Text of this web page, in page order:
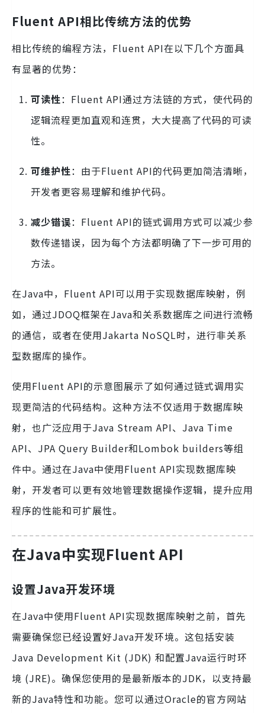
Fluent API相比传统方法的优势
相比传统的编程方法，Fluent API在以下几个方面具
有显著的优势：
可读性：Fluent API通过方法链的方式，使代码的
逻辑流程更加直观和连贯，大大提高了代码的可读
性。
可维护性：由于Fluent API的代码更加简洁清晰，
开发者更容易理解和维护代码。
减少错误：Fluent API的链式调用方式可以减少参
数传递错误，因为每个方法都明确了下一步可用的
方法。
在Java中，Fluent API可以用于实现数据库映射，例
如，通过JDOQ框架在Java和关系数据库之间进行流畅
的通信，或者在使用Jakarta NoSQL时，进行非关系
型数据库的操作。
使用Fluent API的示意图展示了如何通过链式调用实
现更简洁的代码结构。这种方法不仅适用于数据库映
射，也广泛应用于Java Stream API、Java Time
API、JPA Query Builder和Lombok builders等组
件中。通过在Java中使用Fluent API实现数据库映
射，开发者可以更有效地管理数据操作逻辑，提升应用
程序的性能和可扩展性。
在Java中实现Fluent API
设置Java开发环境
在Java中使用Fluent API实现数据库映射之前，首先
需要确保您已经设置好Java开发环境。这包括安装
Java Development Kit (JDK) 和配置Java运行时环
境 (JRE)。确保您使用的是最新版本的JDK，以支持最
新的Java特性和功能。您可以通过Oracle的官方网站